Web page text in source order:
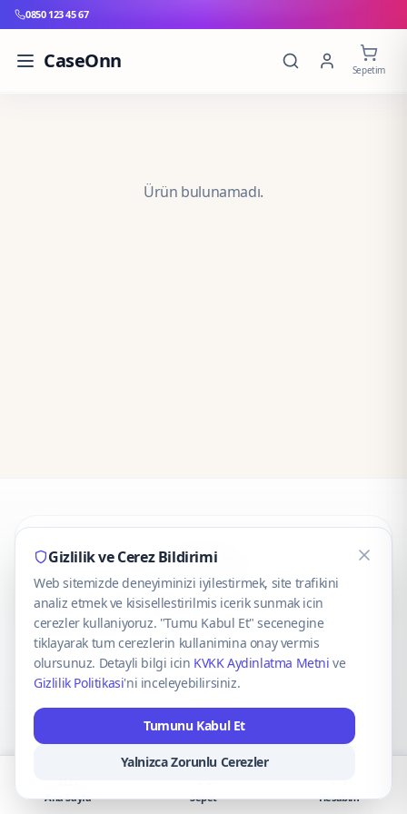
0850 123 45 67
CaseOnn Sepetim
Ürün bulunamadı.
CaseOnn
© 2025 CaseOnn. Tüm hakları saklıdır.
VISA Mastercard
Gizlilik ve Cerez Bildirimi
Web sitemizde deneyiminizi iyilestirmek, site trafikini
analiz etmek ve kisisellestirilmis icerik sunmak icin
cerezler kullaniyoruz. "Tumu Kabul Et" secenegine
tiklayarak tum cerezlerin kullanimina onay vermis
olursunuz. Detayli bilgi icin KVKK Aydinlatma Metni ve
Gizlilik Politikasi'ni inceleyebilirsiniz.
Tumunu Kabul Et
Yalnizca Zorunlu Cerezler
Ana Sayfa Sepet Hesabım